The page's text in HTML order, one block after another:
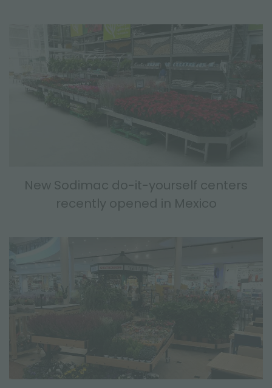
New Sodimac do-it-yourself centers
recently opened in Mexico